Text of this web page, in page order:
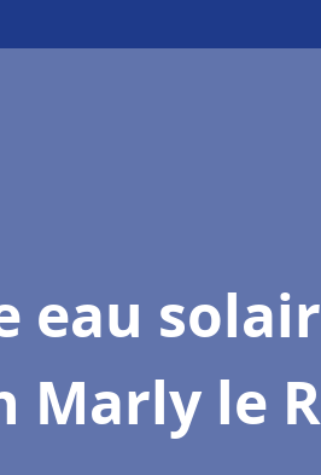
eau
Marly le